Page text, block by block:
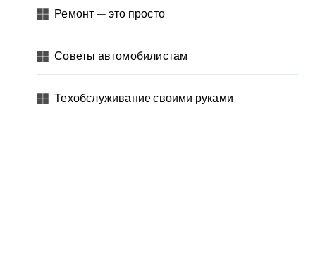
Ремонт — это просто
Советы автомобилистам
Техобслуживание своими руками